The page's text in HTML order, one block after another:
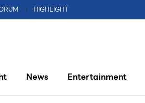
HIGHLIGHT
News Entertainment